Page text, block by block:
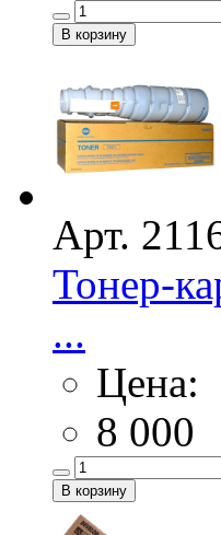
Арт.
Тонер-
...
Цена:
8 000